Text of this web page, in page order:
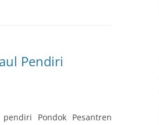
Pendiri
Pondok Pesantren